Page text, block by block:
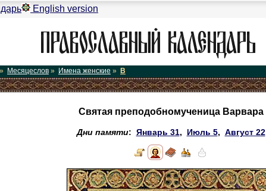
English version
» Месяцеслов » Имена женские » В
Святая преподобномученица Варвара
Дни памяти: Январь 31, Июль 5, Август 22